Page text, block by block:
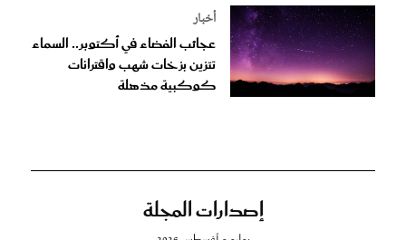
أخبار
عجائب الفضاء في أكتوبر.. السماء
تتزين بزخات شهب واقترانات
كوكبية مذهلة
إصدارات المجلة